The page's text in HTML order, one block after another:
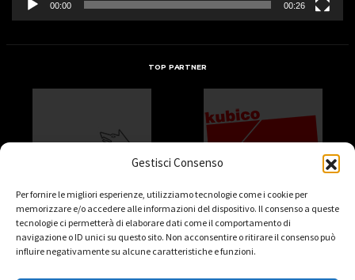
Gestisci Consenso
Per fornire le migliori esperienze, utilizziamo tecnologie come i cookie per
memorizzare e/o accedere alle informazioni del dispositivo. Il consenso a queste
tecnologie ci permetterà di elaborare dati come il comportamento di
navigazione o ID unici su questo sito. Non acconsentire o ritirare il consenso può
influire negativamente su alcune caratteristiche e funzioni.
00:00 00:26
TOP PARTNER